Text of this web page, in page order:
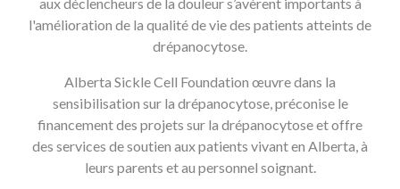
l'amélioration de la qualité de vie des patients atteints de
drépanocytose.
Alberta Sickle Cell Foundation œuvre dans la
sensibilisation sur la drépanocytose, préconise le
financement des projets sur la drépanocytose et offre
des services de soutien aux patients vivant en Alberta, à
leurs parents et au personnel soignant.